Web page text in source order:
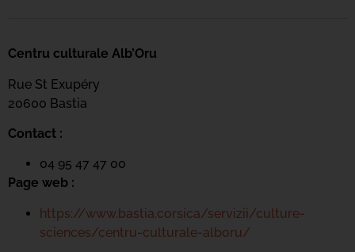
Centru culturale Alb’Oru
Rue St Exupéry
20600 Bastia
Contact :
04 95 47 47 00
Page web :
https://www.bastia.corsica/servizii/culture-
sciences/centru-culturale-alboru/